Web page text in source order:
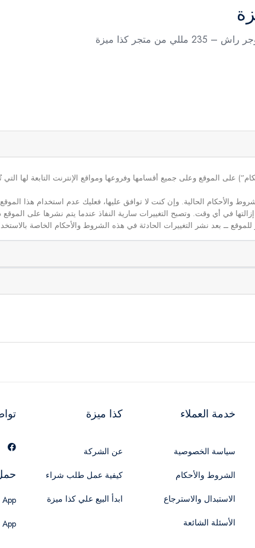
كذا ميزة
على الموقع وعلى جميع أقسامها وفروعها ومواقع الإنترنت التابعة لها
والأحكام الحالية. وإن كنت لا توافق عليها، فعليك عدم استخدام هذا
إزالتها في أي وقت. وتصبح التغييرات سارية النفاذ عندما يتم نشرها على
ــ بعد نشر التغييرات الحادثة في هذه الشروط والأحكام الخاصة
خدمة العملاء
سياسة الخصوصية
الشروط والأحكام
الاستبدال والاسترجاع
الأسئلة الشائعة
كذا ميزة
عن الشركة
كيفية عمل طلب شراء
ابدأ البيع علي كذا ميزة